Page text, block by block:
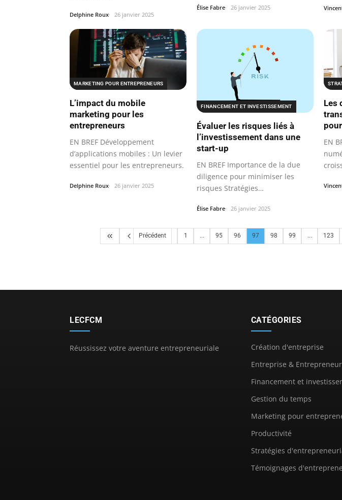
Delphine Roux 26 janvier 2025
Élise Fabre 26 janvier 2025
MARKETING POUR ENTREPRENEURS
L’impact du mobile
marketing pour les
entrepreneurs
EN BREF Développement
d’applications mobiles : Un levier
essentiel pour les entrepreneurs.
Delphine Roux 26 janvier 2025
FINANCEMENT ET INVESTISSEMENT
Évaluer les risques liés à
l’investissement dans une
start-up
EN BREF Importance de la due
diligence pour minimiser les
risques Stratégies
Élise Fabre 26 janvier 2025
Les
EN
Précédent 1 ... 95 96 97 98 99 ... 123
LECFCM
Réussissez votre aventure entrepreneuriale
CATÉGORIES
Création d'entreprise
Entreprise &
Financement et
Gestion du temps
Marketing pour
Productivité
Stratégies
Témoignages